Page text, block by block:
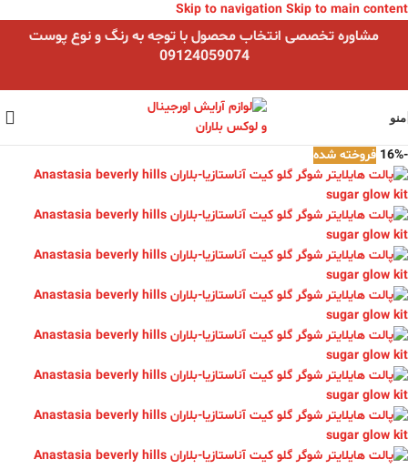
Skip to navigation Skip to main content
مشاوره تخصصی انتخاب محصول با توجه به رنگ و نوع پوست
09124059074
منو
-16% فروخته شده